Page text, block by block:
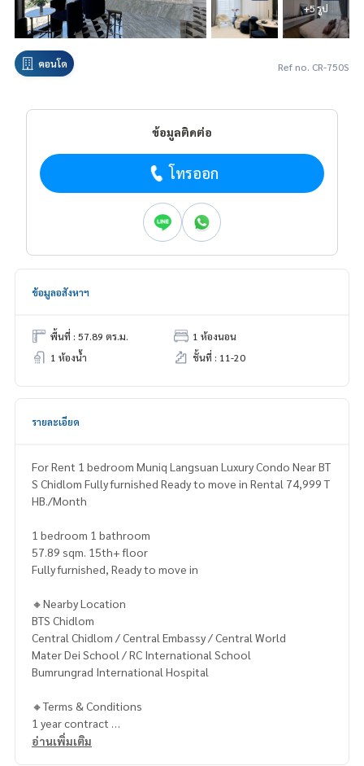
+5 รูป
คอนโด Ref no. CR-750S
ข้อมูลติดต่อ
โทรออก
ข้อมูลอสังหาฯ
พื้นที่ : 57.89 ตร.ม.
1 ห้องนอน
1 ห้องน้ำ
ชั้นที่ : 11-20
รายละเอียด
For Rent 1 bedroom Muniq Langsuan Luxury Condo Near BT
S Chidlom Fully furnished Ready to move in Rental 74,999 T
HB./Month
1 bedroom 1 bathroom
57.89 sqm. 15th+ floor
Fully furnished, Ready to move in
🔸Nearby Location
BTS Chidlom
Central Chidlom / Central Embassy / Central World
Mater Dei School / RC International School
Bumrungrad International Hospital
🔸Terms & Conditions
1 year contract
Rental 74,999 THB./Month
อ่านเพิ่มเติม